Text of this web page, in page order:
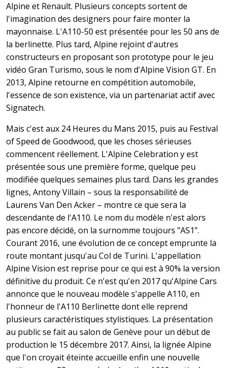
Alpine et Renault. Plusieurs concepts sortent de
l'imagination des designers pour faire monter la
mayonnaise. L'A110-50 est présentée pour les 50 ans de
la berlinette. Plus tard, Alpine rejoint d'autres
constructeurs en proposant son prototype pour le jeu
vidéo Gran Turismo, sous le nom d'Alpine Vision GT. En
2013, Alpine retourne en compétition automobile,
l'essence de son existence, via un partenariat actif avec
Signatech.
Mais c'est aux 24 Heures du Mans 2015, puis au Festival
of Speed de Goodwood, que les choses sérieuses
commencent réellement. L'Alpine Celebration y est
présentée sous une première forme, quelque peu
modifiée quelques semaines plus tard. Dans les grandes
lignes, Antony Villain – sous la responsabilité de
Laurens Van Den Acker – montre ce que sera la
descendante de l'A110. Le nom du modèle n'est alors
pas encore décidé, on la surnomme toujours "AS1".
Courant 2016, une évolution de ce concept emprunte la
route montant jusqu'au Col de Turini. L'appellation
Alpine Vision est reprise pour ce qui est à 90% la version
définitive du produit. Ce n'est qu'en 2017 qu'Alpine Cars
annonce que le nouveau modèle s'appelle A110, en
l'honneur de l'A110 Berlinette dont elle reprend
plusieurs caractéristiques stylistiques. La présentation
au public se fait au salon de Genève pour un début de
production le 15 décembre 2017. Ainsi, la lignée Alpine
que l'on croyait éteinte accueille enfin une nouvelle